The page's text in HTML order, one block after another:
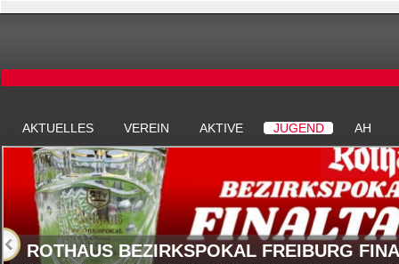
AKTUELLES VEREIN AKTIVE JUGEND AH
ROTHAUS BEZIRKSPOKAL FREIBURG